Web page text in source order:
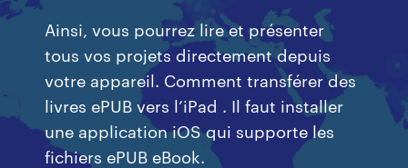
Ainsi, vous pourrez lire et présenter
tous vos projets directement depuis
votre appareil. Comment transférer des
livres ePUB vers l’iPad . Il faut installer
une application iOS qui supporte les
fichiers ePUB eBook.